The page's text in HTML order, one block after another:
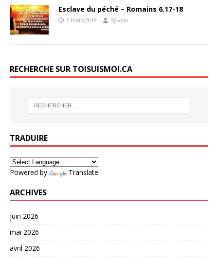
Esclave du péché – Romains 6.17-18
2 mars 2019 Sylvain
RECHERCHE SUR TOISUISMOI.CA
TRADUIRE
Powered by Translate
ARCHIVES
juin 2026
mai 2026
avril 2026